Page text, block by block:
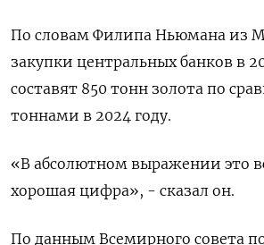
По словам Филипа Ньюмана из
закупки центральных банков в
составят 850 тонн золота по
тоннами в 2024 году.
«В абсолютном выражении это
хорошая цифра», - сказал он.
По данным Всемирного совета